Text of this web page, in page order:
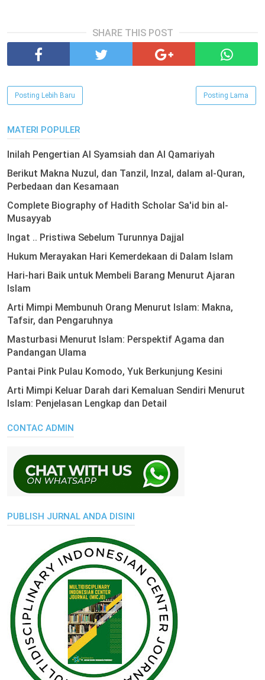
SHARE THIS POST
Posting Lebih Baru Posting Lama
MATERI POPULER
Inilah Pengertian Al Syamsiah dan Al Qamariyah
Berikut Makna Nuzul, dan Tanzil, Inzal, dalam al-Quran,
Perbedaan dan Kesamaan
Complete Biography of Hadith Scholar Sa'id bin al-
Musayyab
Ingat .. Pristiwa Sebelum Turunnya Dajjal
Hukum Merayakan Hari Kemerdekaan di Dalam Islam
Hari-hari Baik untuk Membeli Barang Menurut Ajaran
Islam
Arti Mimpi Membunuh Orang Menurut Islam: Makna,
Tafsir, dan Pengaruhnya
Masturbasi Menurut Islam: Perspektif Agama dan
Pandangan Ulama
Pantai Pink Pulau Komodo, Yuk Berkunjung Kesini
Arti Mimpi Keluar Darah dari Kemaluan Sendiri Menurut
Islam: Penjelasan Lengkap dan Detail
CONTAC ADMIN
PUBLISH JURNAL ANDA DISINI